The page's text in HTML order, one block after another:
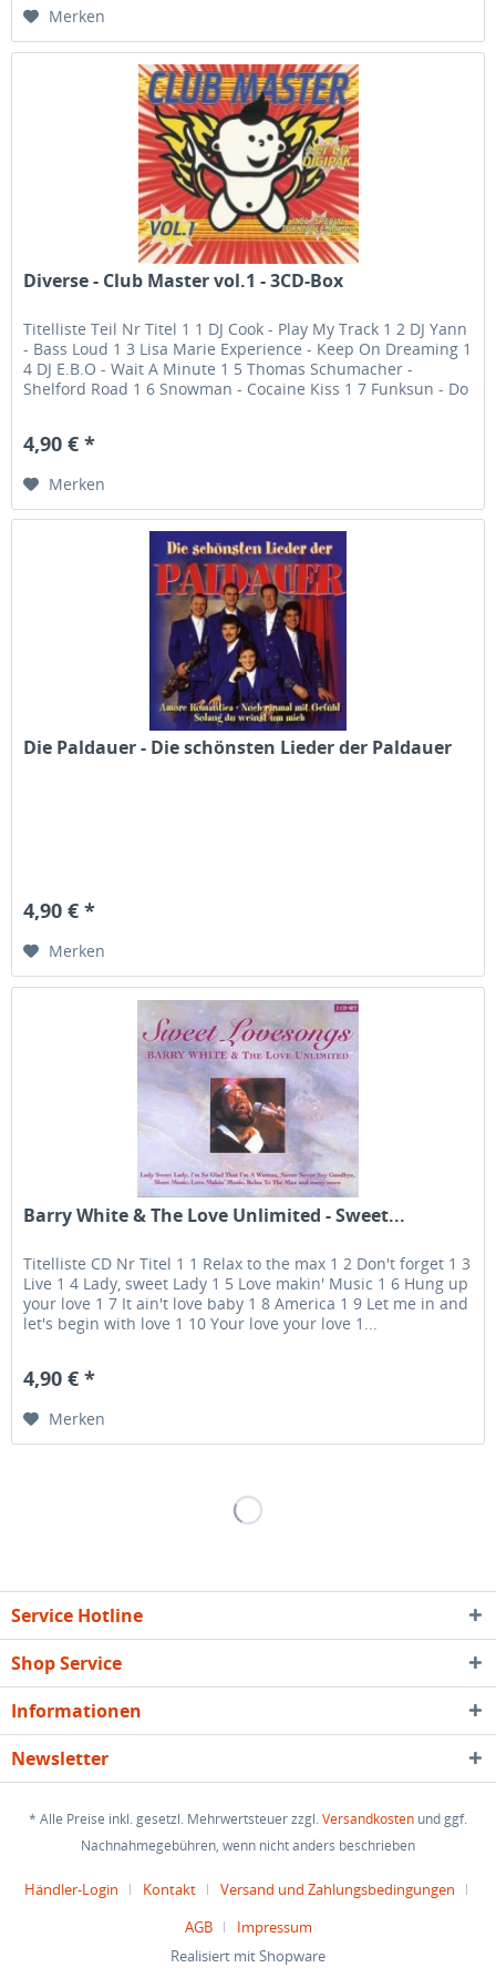
Merken
Diverse - Club Master vol.1 - 3CD-Box
Titelliste Teil Nr Titel 1 1 DJ Cook - Play My Track 1 2 DJ Yann
- Bass Loud 1 3 Lisa Marie Experience - Keep On Dreaming 1
4 DJ E.B.O - Wait A Minute 1 5 Thomas Schumacher -
Shelford Road 1 6 Snowman - Cocaine Kiss 1 7 Funksun - Do
4,90 € *
Merken
Die Paldauer - Die schönsten Lieder der Paldauer
4,90 € *
Merken
Barry White & The Love Unlimited - Sweet...
Titelliste CD Nr Titel 1 1 Relax to the max 1 2 Don't forget 1 3
Live 1 4 Lady, sweet Lady 1 5 Love makin' Music 1 6 Hung up
your love 1 7 It ain't love baby 1 8 America 1 9 Let me in and
let's begin with love 1 10 Your love your love 1...
4,90 € *
Merken
Service Hotline
Shop Service
Informationen
Newsletter
* Alle Preise inkl. gesetzl. Mehrwertsteuer zzgl.Versandkosten und ggf.
Nachnahmegebühren, wenn nicht anders beschrieben
Händler-Login Kontakt
Versand und Zahlungsbedingungen
AGB
Impressum
Realisiert mit Shopware